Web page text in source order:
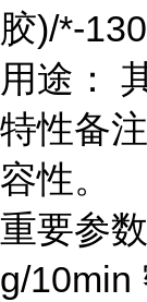
胶)/*-
用途：
特性备
容性。
重要参
g/10min